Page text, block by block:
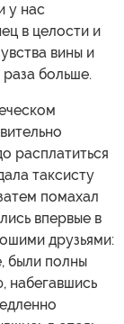
у нас
в целости и
вины и
раза больше.
расплатиться
таксисту
помахал
впервые в
друзьями:
были полны
набегавшись